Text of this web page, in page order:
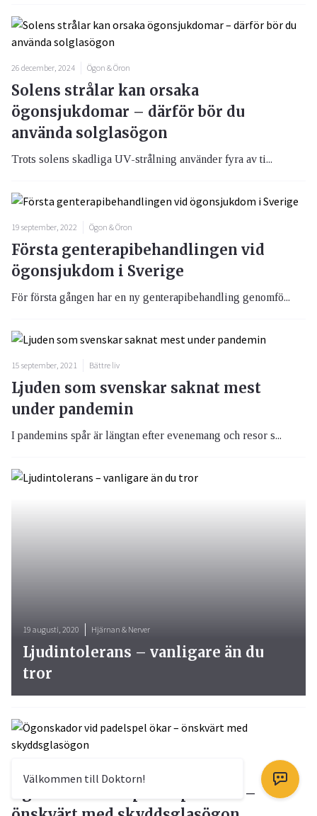
26 december, 2024 Ögon & Öron
Solens strålar kan orsaka
ögonsjukdomar – därför bör du
använda solglasögon
Trots solens skadliga UV-strålning använder fyra av ti...
19 september, 2022 Ögon & Öron
Första genterapibehandlingen vid
ögonsjukdom i Sverige
För första gången har en ny genterapibehandling genomfö...
15 september, 2021 Bättre liv
Ljuden som svenskar saknat mest
under pandemin
I pandemins spår är längtan efter evenemang och resor s...
Ögonskador vid padelspel ökar –
19 augusti, 2020 Hjärnan & Nerver
Ljudintolerans – vanligare än du
tror
Välkommen till Doktorn!